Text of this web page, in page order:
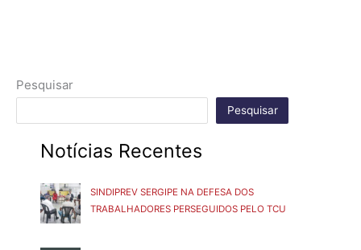
Pesquisar
Pesquisar
Notícias Recentes
SINDIPREV SERGIPE NA DEFESA DOS
TRABALHADORES PERSEGUIDOS PELO TCU